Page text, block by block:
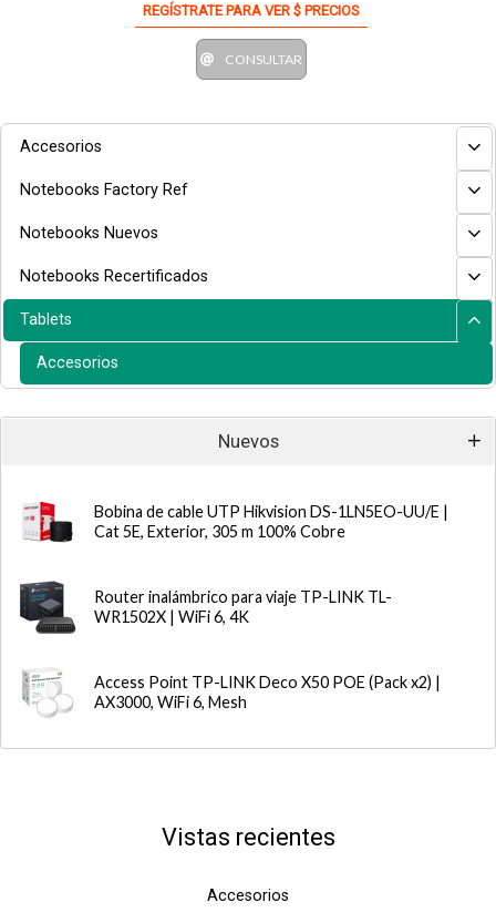
Accesorios
Notebooks Factory Ref
Notebooks Nuevos
Notebooks Recertificados
Tablets
Accesorios
Nuevos
Bobina de cable UTP Hikvision DS-1LN5EO-UU/E |
Cat 5E, Exterior, 305 m 100% Cobre
Router inalámbrico para viaje TP-LINK TL-
WR1502X | WiFi 6, 4K
Access Point TP-LINK Deco X50 POE (Pack x2) |
AX3000, WiFi 6, Mesh
REGÍSTRATE PARA VER $ PRECIOS
CONSULTAR
Vistas recientes
Accesorios